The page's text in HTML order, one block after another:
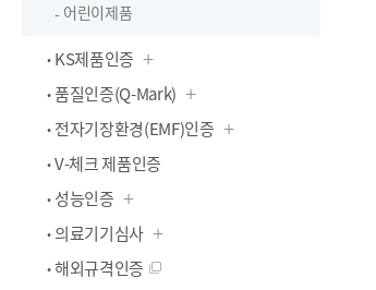
어린이제품
KS제품인증
품질인증(Q-Mark)
전자기장환경(EMF)인증
V-체크 제품인증
성능인증
의료기기심사
해외규격인증